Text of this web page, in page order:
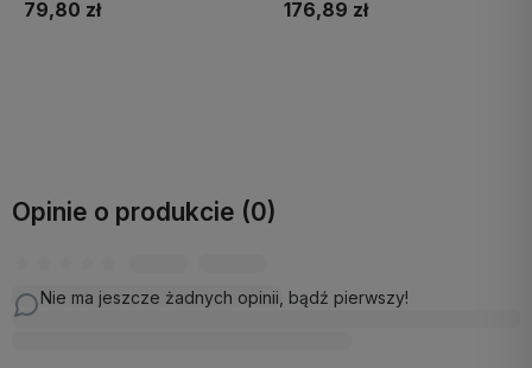
79,80 zł 176,89 zł
Opinie o produkcie (0)
Nie ma jeszcze żadnych opinii, bądź pierwszy!